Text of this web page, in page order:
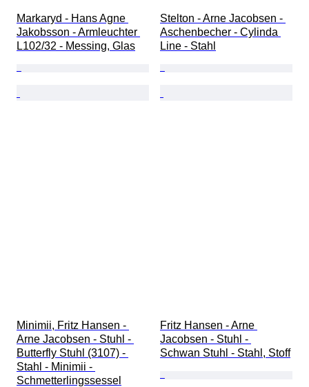
Markaryd - Hans Agne
Jakobsson - Armleuchter
L102/32 - Messing, Glas
Stelton - Arne Jacobsen -
Aschenbecher - Cylinda
Line - Stahl
Minimii, Fritz Hansen -
Arne Jacobsen - Stuhl -
Butterfly Stuhl (3107) -
Stahl - Minimii -
Schmetterlingssessel
Fritz Hansen - Arne
Jacobsen - Stuhl -
Schwan Stuhl - Stahl, Stoff